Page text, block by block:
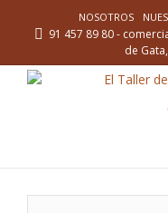
NOSOTROS
91 457 89 80 -
de